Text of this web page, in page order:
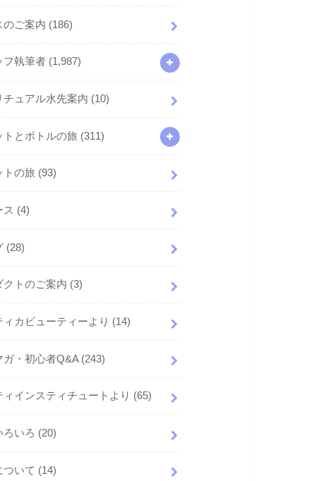
のご案内 (186)
フ執筆者 (1,987)
チュアル水先案内 (10)
トとボトルの旅 (311)
トの旅 (93)
ス (4)
(28)
クトのご案内 (3)
ィカビューティーより (14)
ガ・初心者Q&A (243)
ィインスティチュートより (65)
ろいろ (20)
ついて (14)